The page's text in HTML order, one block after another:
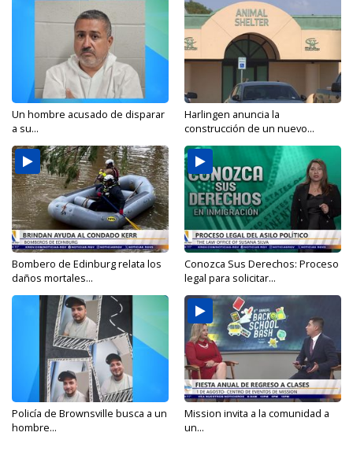
Un hombre acusado de disparar
a su...
Harlingen anuncia la
construcción de un nuevo...
Bombero de Edinburg relata los
daños mortales...
Conozca Sus Derechos: Proceso
legal para solicitar...
Policía de Brownsville busca a un
hombre...
Mission invita a la comunidad a
un...